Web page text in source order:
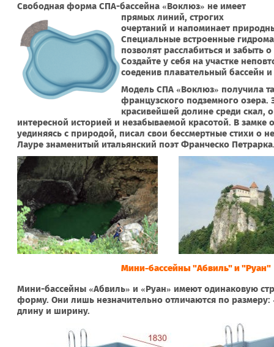
Свободная форма СПА-бассейна «Воклюз» не имеет
прямых линий, строгих
очертаний и напоминает
Специальные встроенные
позволят расслабиться и забыть
Создайте у себя на участке
соеденив плавательный бассейн
Модель СПА «Воклюз» получила
французского подземного озера.
красивейшей долине среди скал,
интересной историей и незабываемой красотой. В замке
уединяясь с природой, писал свои бессмертные стихи о
Лауре знаменитый итальянский поэт Франческо
Мини-бассейны "Абвиль" и "Руан"
Мини-бассейны «Абвиль» и «Руан» имеют одинаковую
форму. Они лишь незначительно отличаются по
длину и ширину.